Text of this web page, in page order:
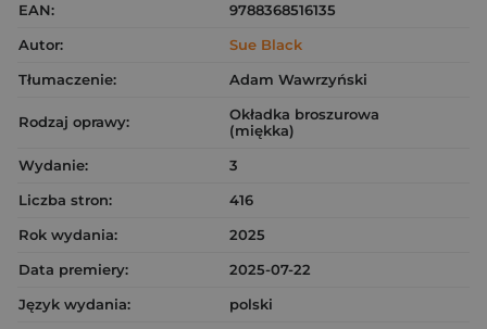
EAN:
9788368516135
Autor:
Sue Black
Tłumaczenie:
Adam Wawrzyński
Rodzaj oprawy:
Okładka broszurowa
(miękka)
Wydanie:
3
Liczba stron:
416
Rok wydania:
2025
Data premiery:
2025-07-22
Język wydania:
polski